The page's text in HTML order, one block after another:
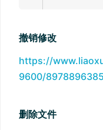
撤销修改
https://
9600/
删除文件